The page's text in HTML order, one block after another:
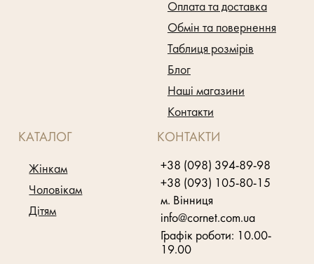
Оплата та доставка
Обмін та повернення
Таблиця розмірів
Блог
Наші магазини
Контакти
КАТАЛОГ
Жінкам
Чоловікам
Дітям
КОНТАКТИ
+38 (098) 394-89-98
+38 (093) 105-80-15
м. Вінниця
info@cornet.com.ua
Графік роботи: 10.00-
19.00